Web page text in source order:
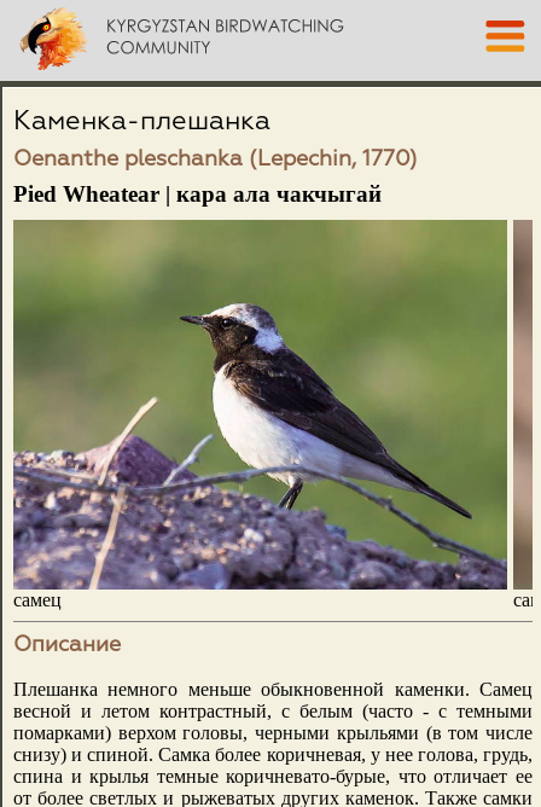
Каменка-плешанка
Oenanthe pleschanka (Lepechin, 1770)
Pied Wheatear | кара ала чакчыгай
самец
Описание
Плешанка немного меньше обыкновенной каменки. Самец
весной и летом контрастный, с белым (часто - с темными
помарками) верхом головы, черными крыльями (в том числе
снизу) и спиной. Самка более коричневая, у нее голова, грудь,
спина и крылья темные коричневато-бурые, что отличает ее
от более светлых и рыжеватых других каменок. Также самки